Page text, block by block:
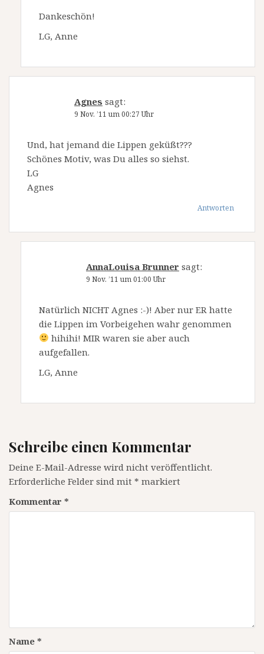
Dankeschön!
LG, Anne
Agnes sagt:
9 Nov. ’11 um 00:27 Uhr
Und, hat jemand die Lippen geküßt???
Schönes Motiv, was Du alles so siehst.
LG
Agnes
Antworten
AnnaLouisa Brunner sagt:
9 Nov. ’11 um 01:00 Uhr
Natürlich NICHT Agnes :-)! Aber nur ER hatte
die Lippen im Vorbeigehen wahr genommen
hihihi! MIR waren sie aber auch
aufgefallen.
LG, Anne
Schreibe einen Kommentar
Deine E-Mail-Adresse wird nicht veröffentlicht.
Erforderliche Felder sind mit * markiert
Kommentar *
Name *